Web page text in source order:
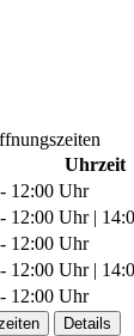
Uhrzeit
12:00 Uhr
12:00 Uhr |
12:00 Uhr
12:00 Uhr |
12:00 Uhr
Details